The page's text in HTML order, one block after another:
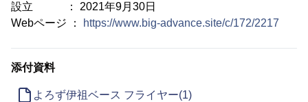
設立 ： 2021年9月30日
Webページ ：
https://www.big-advance.site/c/172/2217
添付資料
よろず伊祖ベース フライヤー(1)